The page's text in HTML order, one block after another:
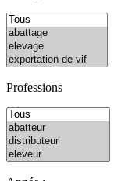
Professions